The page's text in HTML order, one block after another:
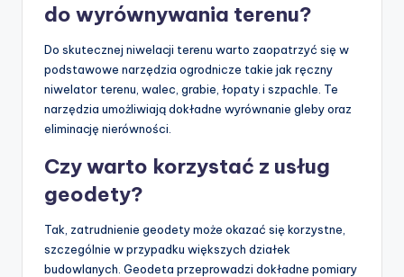
do wyrównywania terenu?
Do skutecznej niwelacji terenu warto zaopatrzyć się w
podstawowe narzędzia ogrodnicze takie jak ręczny
niwelator terenu, walec, grabie, łopaty i szpachle. Te
narzędzia umożliwiają dokładne wyrównanie gleby oraz
eliminację nierówności.
Czy warto korzystać z usług
geodety?
Tak, zatrudnienie geodety może okazać się korzystne,
szczególnie w przypadku większych działek
budowlanych. Geodeta przeprowadzi dokładne pomiary